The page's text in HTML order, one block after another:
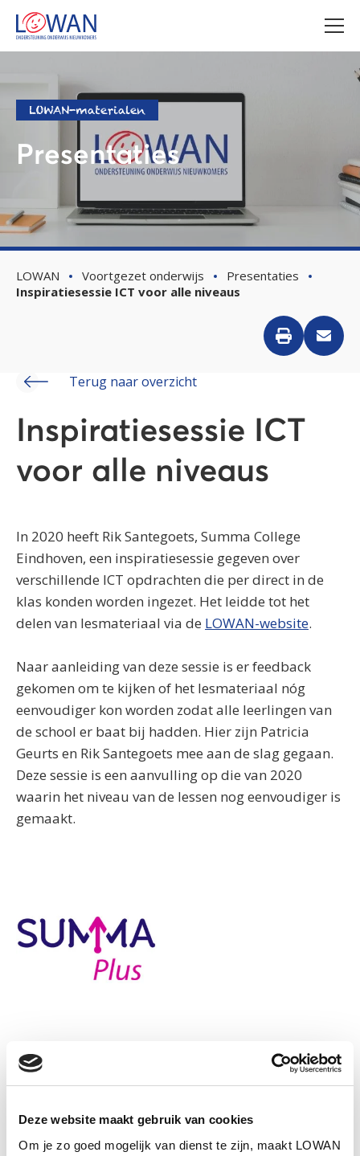
Deze website maakt gebruik van cookies
Om je zo goed mogelijk van dienst te zijn, maakt LOWAN
LOWAN-materialen
Presentaties
LOWAN Voortgezet onderwijs
Presentaties
Inspiratiesessie ICT voor alle niveaus
Terug naar overzicht
Inspiratiesessie ICT
voor alle niveaus
In 2020 heeft Rik Santegoets, Summa College
Eindhoven, een inspiratiesessie gegeven over
verschillende ICT opdrachten die per direct in de
klas konden worden ingezet. Het leidde tot het
delen van lesmateriaal via de LOWAN-website.
Naar aanleiding van deze sessie is er feedback
gekomen om te kijken of het lesmateriaal nóg
eenvoudiger kon worden zodat alle leerlingen van
de school er baat bij hadden. Hier zijn Patricia
Geurts en Rik Santegoets mee aan de slag gegaan.
Deze sessie is een aanvulling op die van 2020
waarin het niveau van de lessen nog eenvoudiger is
gemaakt.
Informatie